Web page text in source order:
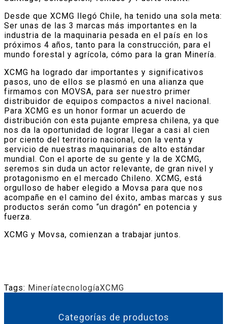
Desde que XCMG llegó Chile, ha tenido una sola meta:
Ser unas de las 3 marcas más importantes en la
industria de la maquinaria pesada en el país en los
próximos 4 años, tanto para la construcción, para el
mundo forestal y agrícola, cómo para la gran Minería.
XCMG ha logrado dar importantes y significativos
pasos, uno de ellos se plasmó en una alianza que
firmamos con MOVSA, para ser nuestro primer
distribuidor de equipos compactos a nivel nacional.
Para XCMG es un honor formar un acuerdo de
distribución con esta pujante empresa chilena, ya que
nos da la oportunidad de lograr llegar a casi al cien
por ciento del territorio nacional, con la venta y
servicio de nuestras maquinarias de alto estándar
mundial. Con el aporte de su gente y la de XCMG,
seremos sin duda un actor relevante, de gran nivel y
protagonismo en el mercado Chileno. XCMG, está
orgulloso de haber elegido a Movsa para que nos
acompañe en el camino del éxito, ambas marcas y sus
productos serán como “un dragón” en potencia y
fuerza.
XCMG y Movsa, comienzan a trabajar juntos.
Tags: MineríatecnologíaXCMG
Categorías de productos